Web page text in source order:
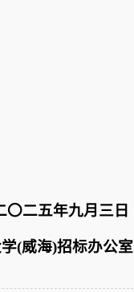
月三日
办公室